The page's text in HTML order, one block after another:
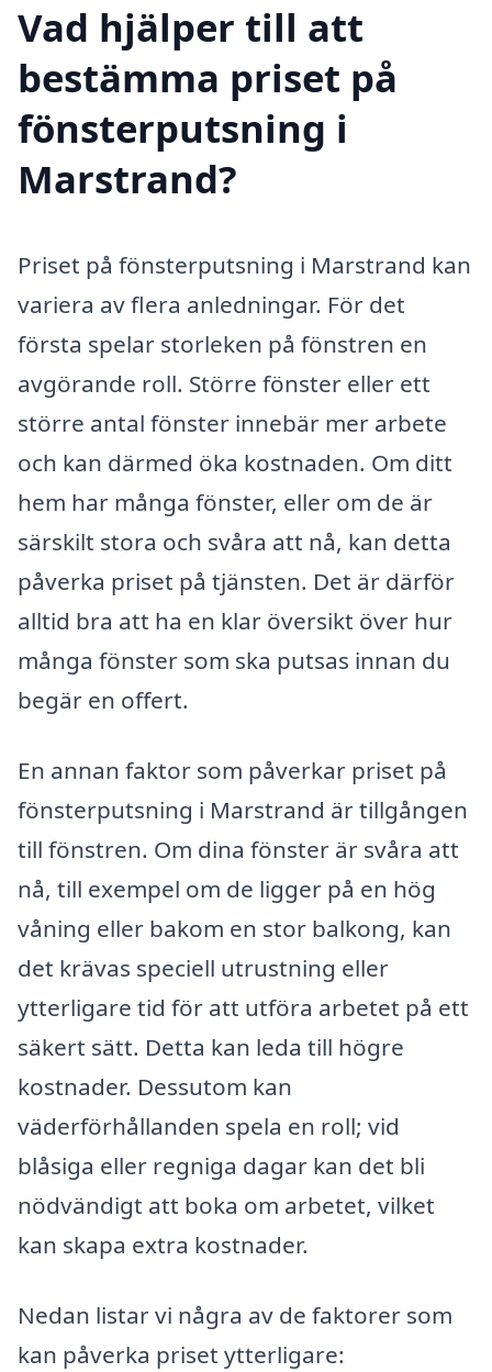
Vad hjälper till att
bestämma priset på
fönsterputsning i
Marstrand?
Priset på fönsterputsning i Marstrand kan
variera av flera anledningar. För det
första spelar storleken på fönstren en
avgörande roll. Större fönster eller ett
större antal fönster innebär mer arbete
och kan därmed öka kostnaden. Om ditt
hem har många fönster, eller om de är
särskilt stora och svåra att nå, kan detta
påverka priset på tjänsten. Det är därför
alltid bra att ha en klar översikt över hur
många fönster som ska putsas innan du
begär en offert.
En annan faktor som påverkar priset på
fönsterputsning i Marstrand är tillgången
till fönstren. Om dina fönster är svåra att
nå, till exempel om de ligger på en hög
våning eller bakom en stor balkong, kan
det krävas speciell utrustning eller
ytterligare tid för att utföra arbetet på ett
säkert sätt. Detta kan leda till högre
kostnader. Dessutom kan
väderförhållanden spela en roll; vid
blåsiga eller regniga dagar kan det bli
nödvändigt att boka om arbetet, vilket
kan skapa extra kostnader.
Nedan listar vi några av de faktorer som
kan påverka priset ytterligare: